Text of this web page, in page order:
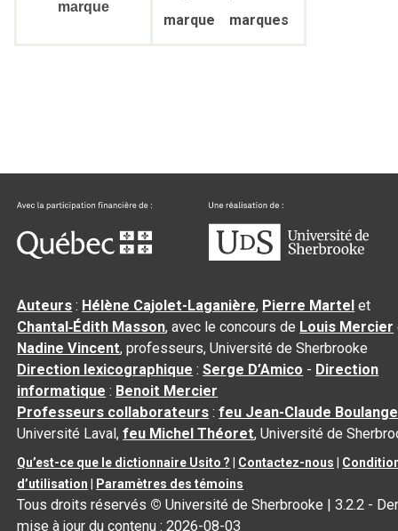
marque
marque marques
Auteurs : Hélène Cajolet-Laganière, Pierre Martel et
Chantal‑Édith Masson, avec le concours de Louis Mercier
Nadine Vincent, professeurs, Université de Sherbrooke
Direction lexicographique :Serge D’Amico - Direction
informatique : Benoit Mercier
Professeurs collaborateurs :feu Jean-Claude
Université Laval,feu Michel Théoret, Université de
Qu’est-ce que le dictionnaire Usito ? Contactez-nous
d’utilisation
Paramètres des témoins
Tous droits réservés © Université de Sherbrooke |3.2.2 -
mise à jour du contenu :2026-08-03